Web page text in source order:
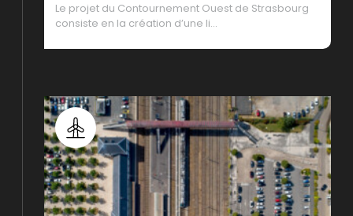
Le projet du Contournement Ouest de Strasbourg
consiste en la création d’une li…